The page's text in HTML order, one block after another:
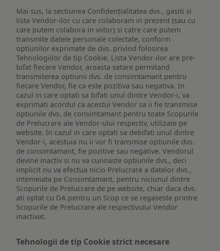
Mai sus, la sectiunea Confidențialitatea dvs., gasiti si
lista Vendor-ilor cu care colaboram in prezent (sau cu
care putem colabora in viitor) si catre care putem
transmite datele personale colectate, conform
optiunilor exprimate de dvs. privind folosirea
Tehnologiilor de tip Cookie. Lista Vendor-ilor are pre-
bifat fiecare Vendor, aceasta setare permitand
transmiterea optiunii dvs. de consimtamant pentru
fiecare Vendor, fie ca este pozitiva sau negativa. In
cazul in care optati sa bifati unul dintre Vendor-i, va
exprimati acordul ca acestui Vendor sa ii fie transmise
optiunile dvs. de consimtamant pentru toate Scopurile
de Prelucrare ale Vendor-ului respectiv, utilizate pe
website. In cazul in care optati sa debifati unul dintre
Vendor-i, acestuia nu ii vor fi transmise optiunile dvs.
de consimtamant, fie pozitive sau negative. Vendorul
devine inactiv si nu va cunoaste optiunile dvs., deci
implicit nu va efectua nicio Prelucrare a datelor dvs.,
intemeiata pe Consimtamant, pentru niciunul dintre
Scopurile de Prelucrare de pe website, chiar daca dvs.
ati optat cu DA pentru un Scop ce se regaseste printre
Scopurile de Prelucrare ale respectivului Vendor
inactivat.
Tehnologii de tip Cookie strict necesare